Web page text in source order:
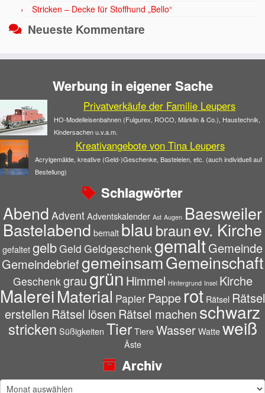
Stricken – Decke für Stoffhund „Bello“
Neueste Kommentare
Werbung in eigener Sache
Privatverkäufe der Familie Leupers
HO-Modelleisenbahnen (Fulgurex, ROCO, Märklin & Co.), Haustechnik,
Kindersachen u.v.a.m.
Kreativangebote von Tina Leupers
Acrylgemälde, kreative (Geld-)Geschenke, Basteleien, etc. (auch individuell auf
Bestellung)
Schlagwörter
Abend AdventAdventskalender Ast Augen Baesweiler
Bastelabend bemalt blau braunev. Kirche
gefaltetgelbGeld Geldgeschenk gemaltGemeinde
GemeindebriefgemeinsamGemeinschaft
Geschenkgraugrün Himmel Hintergrund Insel Kirche
MalereiMaterial Papier Pappe rot Rätsel Rätsel
erstellen Rätsel lösen Rätsel machen schwarz
stricken Süßigkeiten Tier Tiere Wasser Watte weiß
Äste
Archiv
Archiv